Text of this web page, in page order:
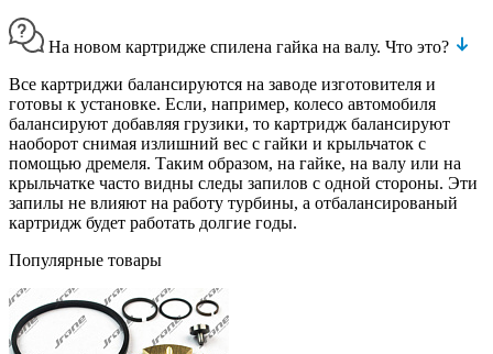
На новом картридже спилена гайка на валу. Что это?
Все картриджи балансируются на заводе изготовителя и
готовы к установке. Если, например, колесо автомобиля
балансируют добавляя грузики, то картридж балансируют
наоборот снимая излишний вес с гайки и крыльчаток с
помощью дремеля. Таким образом, на гайке, на валу или на
крыльчатке часто видны следы запилов с одной стороны. Эти
запилы не влияют на работу турбины, а отбалансированый
картридж будет работать долгие годы.
Популярные товары